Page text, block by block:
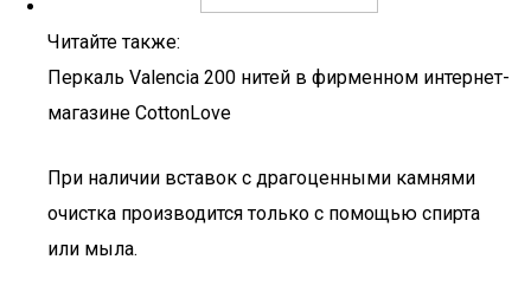
Читайте также:
Перкаль Valencia 200 нитей в фирменном интернет-
магазине CottonLove
При наличии вставок с драгоценными камнями
очистка производится только с помощью спирта
или мыла.